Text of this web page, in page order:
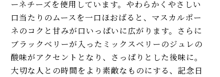
ーネチーズを使用しています。やわらかくやさしい
口当たりのムースを一口ほおばると、マスカルポー
ネのコクと甘みが口いっぱいに広がります。さらに
ブラックベリーが入ったミックスベリーのジュレの
酸味がアクセントとなり、さっぱりとした後味に。
大切な人との時間をより素敵なものにする、記念日